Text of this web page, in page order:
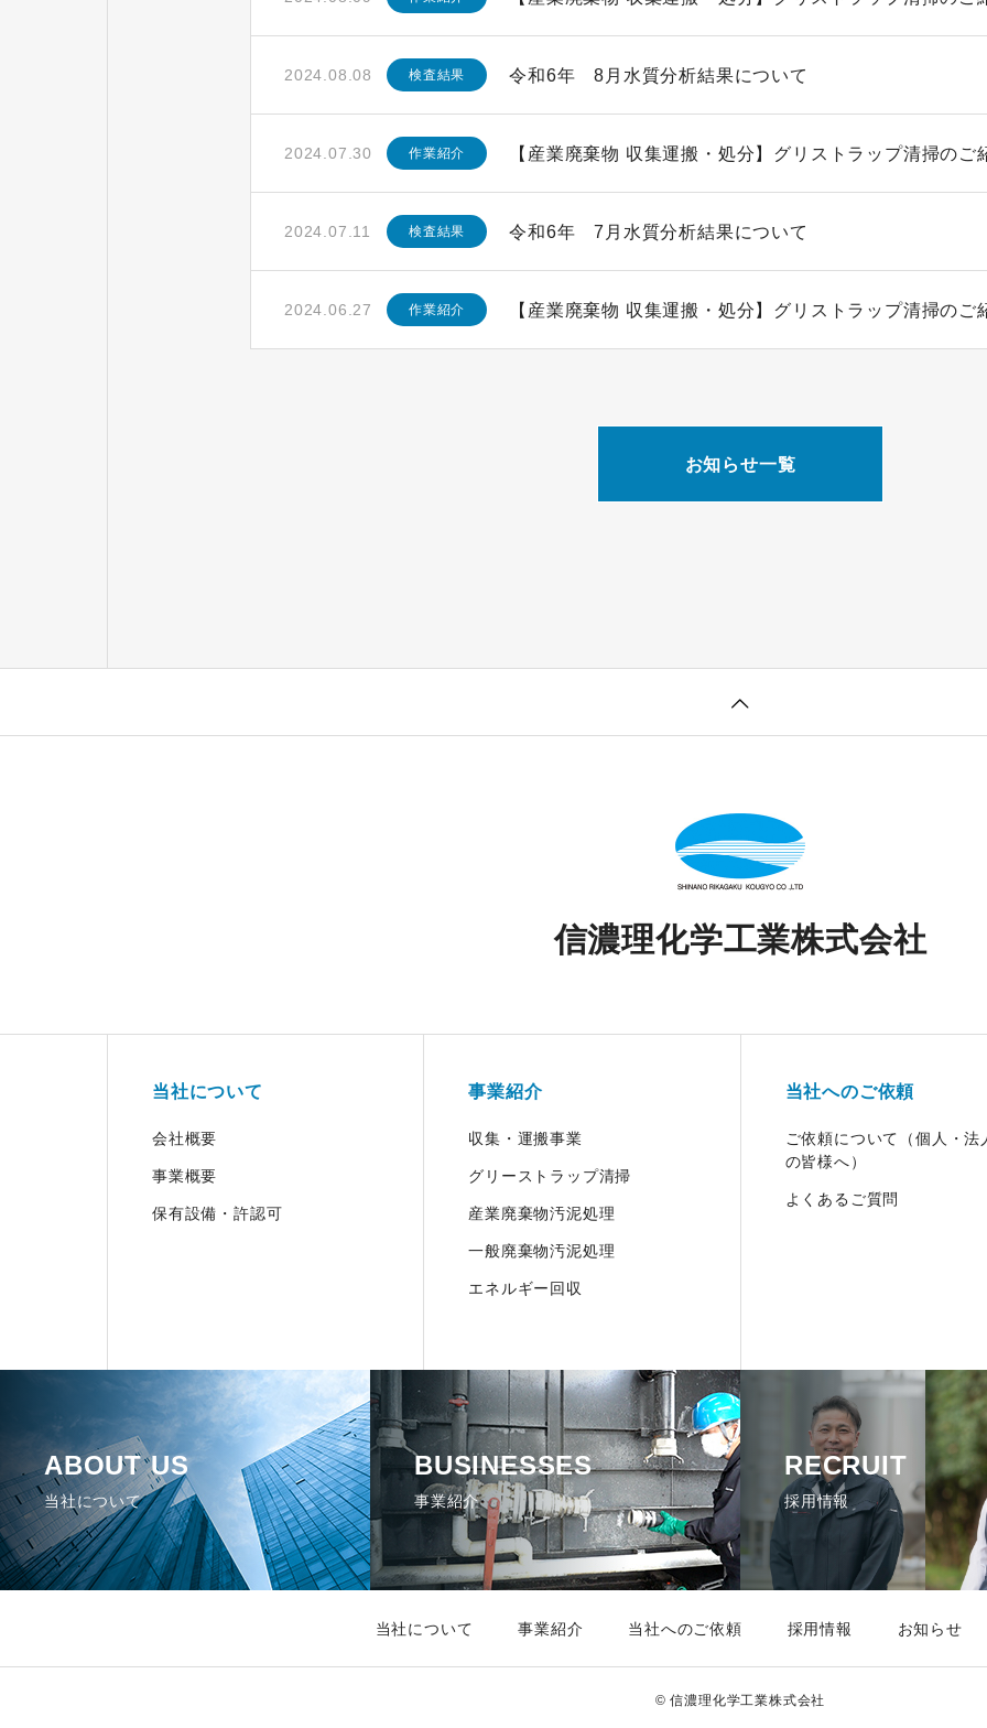
2024.08.08 検査結果 令和6年 8月水質分析結果について
2024.07.30 作業紹介 【産業廃棄物 収集運搬・処分】グリストラップ清掃の
2024.07.11 検査結果 令和6年 7月水質分析結果について
2024.06.27 作業紹介 【産業廃棄物 収集運搬・処分】グリストラップ清掃の
お知らせ一覧
信濃理化学工業株式会社
当社について
会社概要
事業概要
保有設備・許認可
事業紹介
収集・運搬事業
グリーストラップ清掃
産業廃棄物汚泥処理
一般廃棄物汚泥処理
エネルギー回収
当社へのご依頼
ご依頼について（個人・法
の皆様へ）
よくあるご質問
ABOUT US
当社について
BUSINESSES
事業紹介
RECRUIT
採用情報
当社について 事業紹介 当社へのご依頼 採用情報 お知らせ
© 信濃理化学工業株式会社